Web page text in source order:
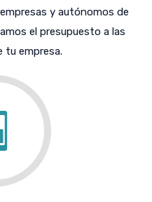
y autónomos de
el presupuesto a las
tu empresa.